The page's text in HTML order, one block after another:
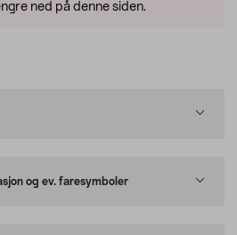
ned på denne siden.
og ev. faresymboler